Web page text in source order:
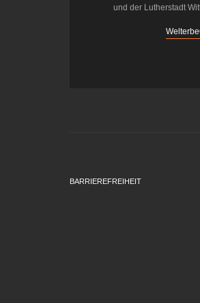
und der Lutherstadt
BARRIEREFREIHEIT